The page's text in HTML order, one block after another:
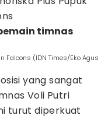
timnas
Falcons (IDN Times/Eko Agus
yang sangat
Voli Putri
turut diperkuat